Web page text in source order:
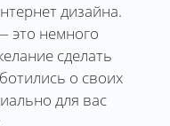
дизайна.
это немного
сделать
о своих
для вас